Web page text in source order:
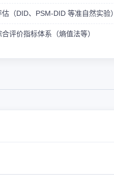
（DID、PSM-DID 等准自然实验）
评价指标体系（熵值法等）